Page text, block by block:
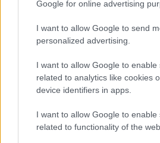
Google for online advertising
I want to allow Google to send
personalized advertising.
I want to allow Google to enable
related to analytics like cookies
device identifiers in apps.
I want to allow Google to enable
related to functionality of the
Ivanov - Katona József
_yossarian•2009. december 19.
Újabb régi adósságot pótoltam
is aposztrofált Ivanov
Dícsérném is szívesen, de azt
olyan lenne, mint mondjuk egy